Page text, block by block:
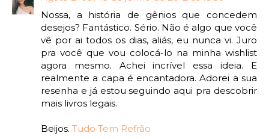
Nossa, a história de gênios que concedem
desejos? Fantástico. Sério. Não é algo que você
vê por ai todos os dias, aliás, eu nunca vi. Juro
pra você que vou colocá-lo na minha wishlist
agora mesmo. Achei incrível essa ideia. E
realmente a capa é encantadora. Adorei a sua
resenha e já estou seguindo aqui pra descobrir
mais livros legais.
Beijos. Tudo Tem Refrão